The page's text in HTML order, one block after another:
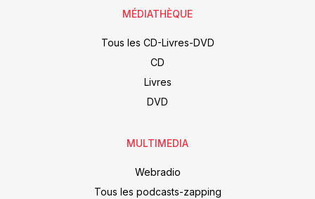
MÉDIATHÈQUE
Tous les CD-Livres-DVD
CD
Livres
DVD
MULTIMEDIA
Webradio
Tous les podcasts-zapping